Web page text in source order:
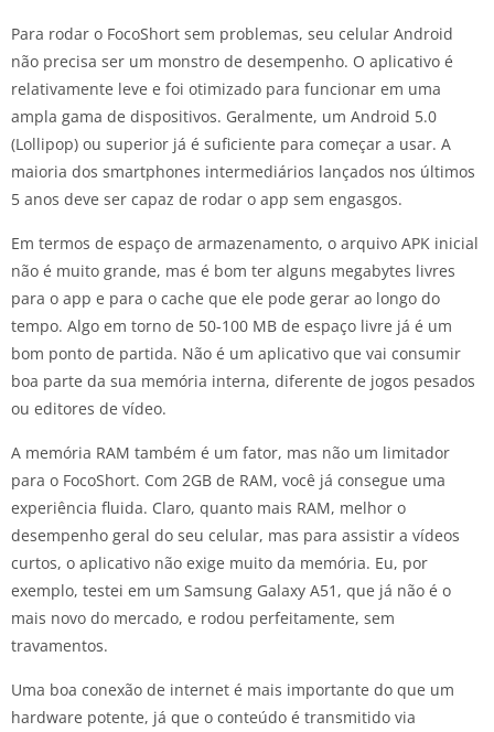
Para rodar o FocoShort sem problemas, seu celular Android
não precisa ser um monstro de desempenho. O aplicativo é
relativamente leve e foi otimizado para funcionar em uma
ampla gama de dispositivos. Geralmente, um Android 5.0
(Lollipop) ou superior já é suficiente para começar a usar. A
maioria dos smartphones intermediários lançados nos últimos
5 anos deve ser capaz de rodar o app sem engasgos.
Em termos de espaço de armazenamento, o arquivo APK inicial
não é muito grande, mas é bom ter alguns megabytes livres
para o app e para o cache que ele pode gerar ao longo do
tempo. Algo em torno de 50-100 MB de espaço livre já é um
bom ponto de partida. Não é um aplicativo que vai consumir
boa parte da sua memória interna, diferente de jogos pesados
ou editores de vídeo.
A memória RAM também é um fator, mas não um limitador
para o FocoShort. Com 2GB de RAM, você já consegue uma
experiência fluida. Claro, quanto mais RAM, melhor o
desempenho geral do seu celular, mas para assistir a vídeos
curtos, o aplicativo não exige muito da memória. Eu, por
exemplo, testei em um Samsung Galaxy A51, que já não é o
mais novo do mercado, e rodou perfeitamente, sem
travamentos.
Uma boa conexão de internet é mais importante do que um
hardware potente, já que o conteúdo é transmitido via